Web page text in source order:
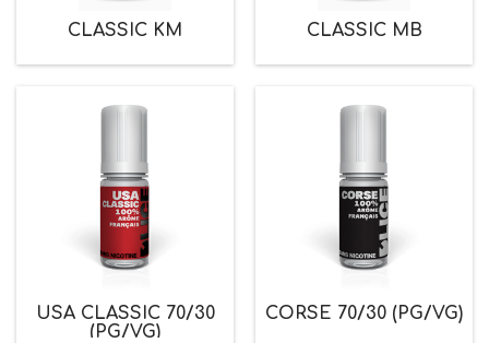
CLASSIC KM CLASSIC MB
USA CLASSIC 70/30
(PG/VG)
CORSE 70/30 (PG/VG)